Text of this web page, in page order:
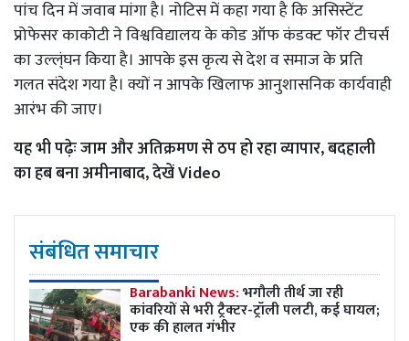
पांच दिन में जवाब मांगा है। नोटिस में कहा गया है कि असिस्टेंट
प्रोफेसर काकोटी ने विश्वविद्यालय के कोड ऑफ कंडक्ट फॉर टीचर्स
का उल्ल्ंघन किया है। आपके इस कृत्य से देश व समाज के प्रति
गलत संदेश गया है। क्यों न आपके खिलाफ आनुशासनिक कार्यवाही
आरंभ की जाए।
यह भी पढ़ेःजाम और अतिक्रमण से ठप हो रहा व्यापार, बदहाली
का हब बना अमीनाबाद, देखें Video
संबंधित समाचार
Barabanki News:भगौली तीर्थ जा रही
कांवरियों से भरी ट्रैक्टर-ट्रॉली पलटी, कई घायल;
एक की हालत गंभीर